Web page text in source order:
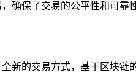
确保了交易的公平性和可靠性
新的交易方式，基于区块